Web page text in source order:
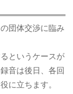
団体交渉に臨み
というケースが
音は後日、各回
に立ちます。